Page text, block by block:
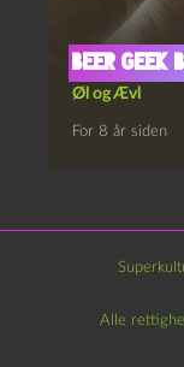
Beer
Øl og Ævl
For 8 år siden
Alle